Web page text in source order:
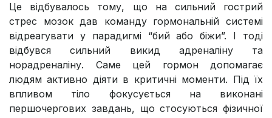
Це відбувалось тому, що на сильний гострий
стрес мозок дав команду гормональній системі
відреагувати у парадигмі “бий або біжи”. І тоді
відбувся сильний викид адреналіну та
норадреналіну. Саме цей гормон допомагає
людям активно діяти в критичні моменти. Під їх
впливом тіло фокусується на виконані
першочергових завдань, що стосуються фізичної